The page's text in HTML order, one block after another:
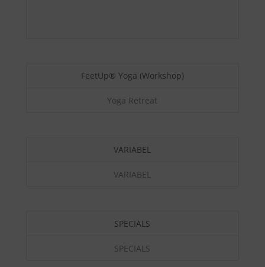
FeetUp® Yoga (Workshop)
Yoga Retreat
VARIABEL
VARIABEL
SPECIALS
SPECIALS